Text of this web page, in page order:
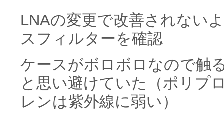
LNAの変更で改善されない
スフィルターを確認
ケースがボロボロなので触
と思い避けていた（ポリプ
レンは紫外線に弱い）